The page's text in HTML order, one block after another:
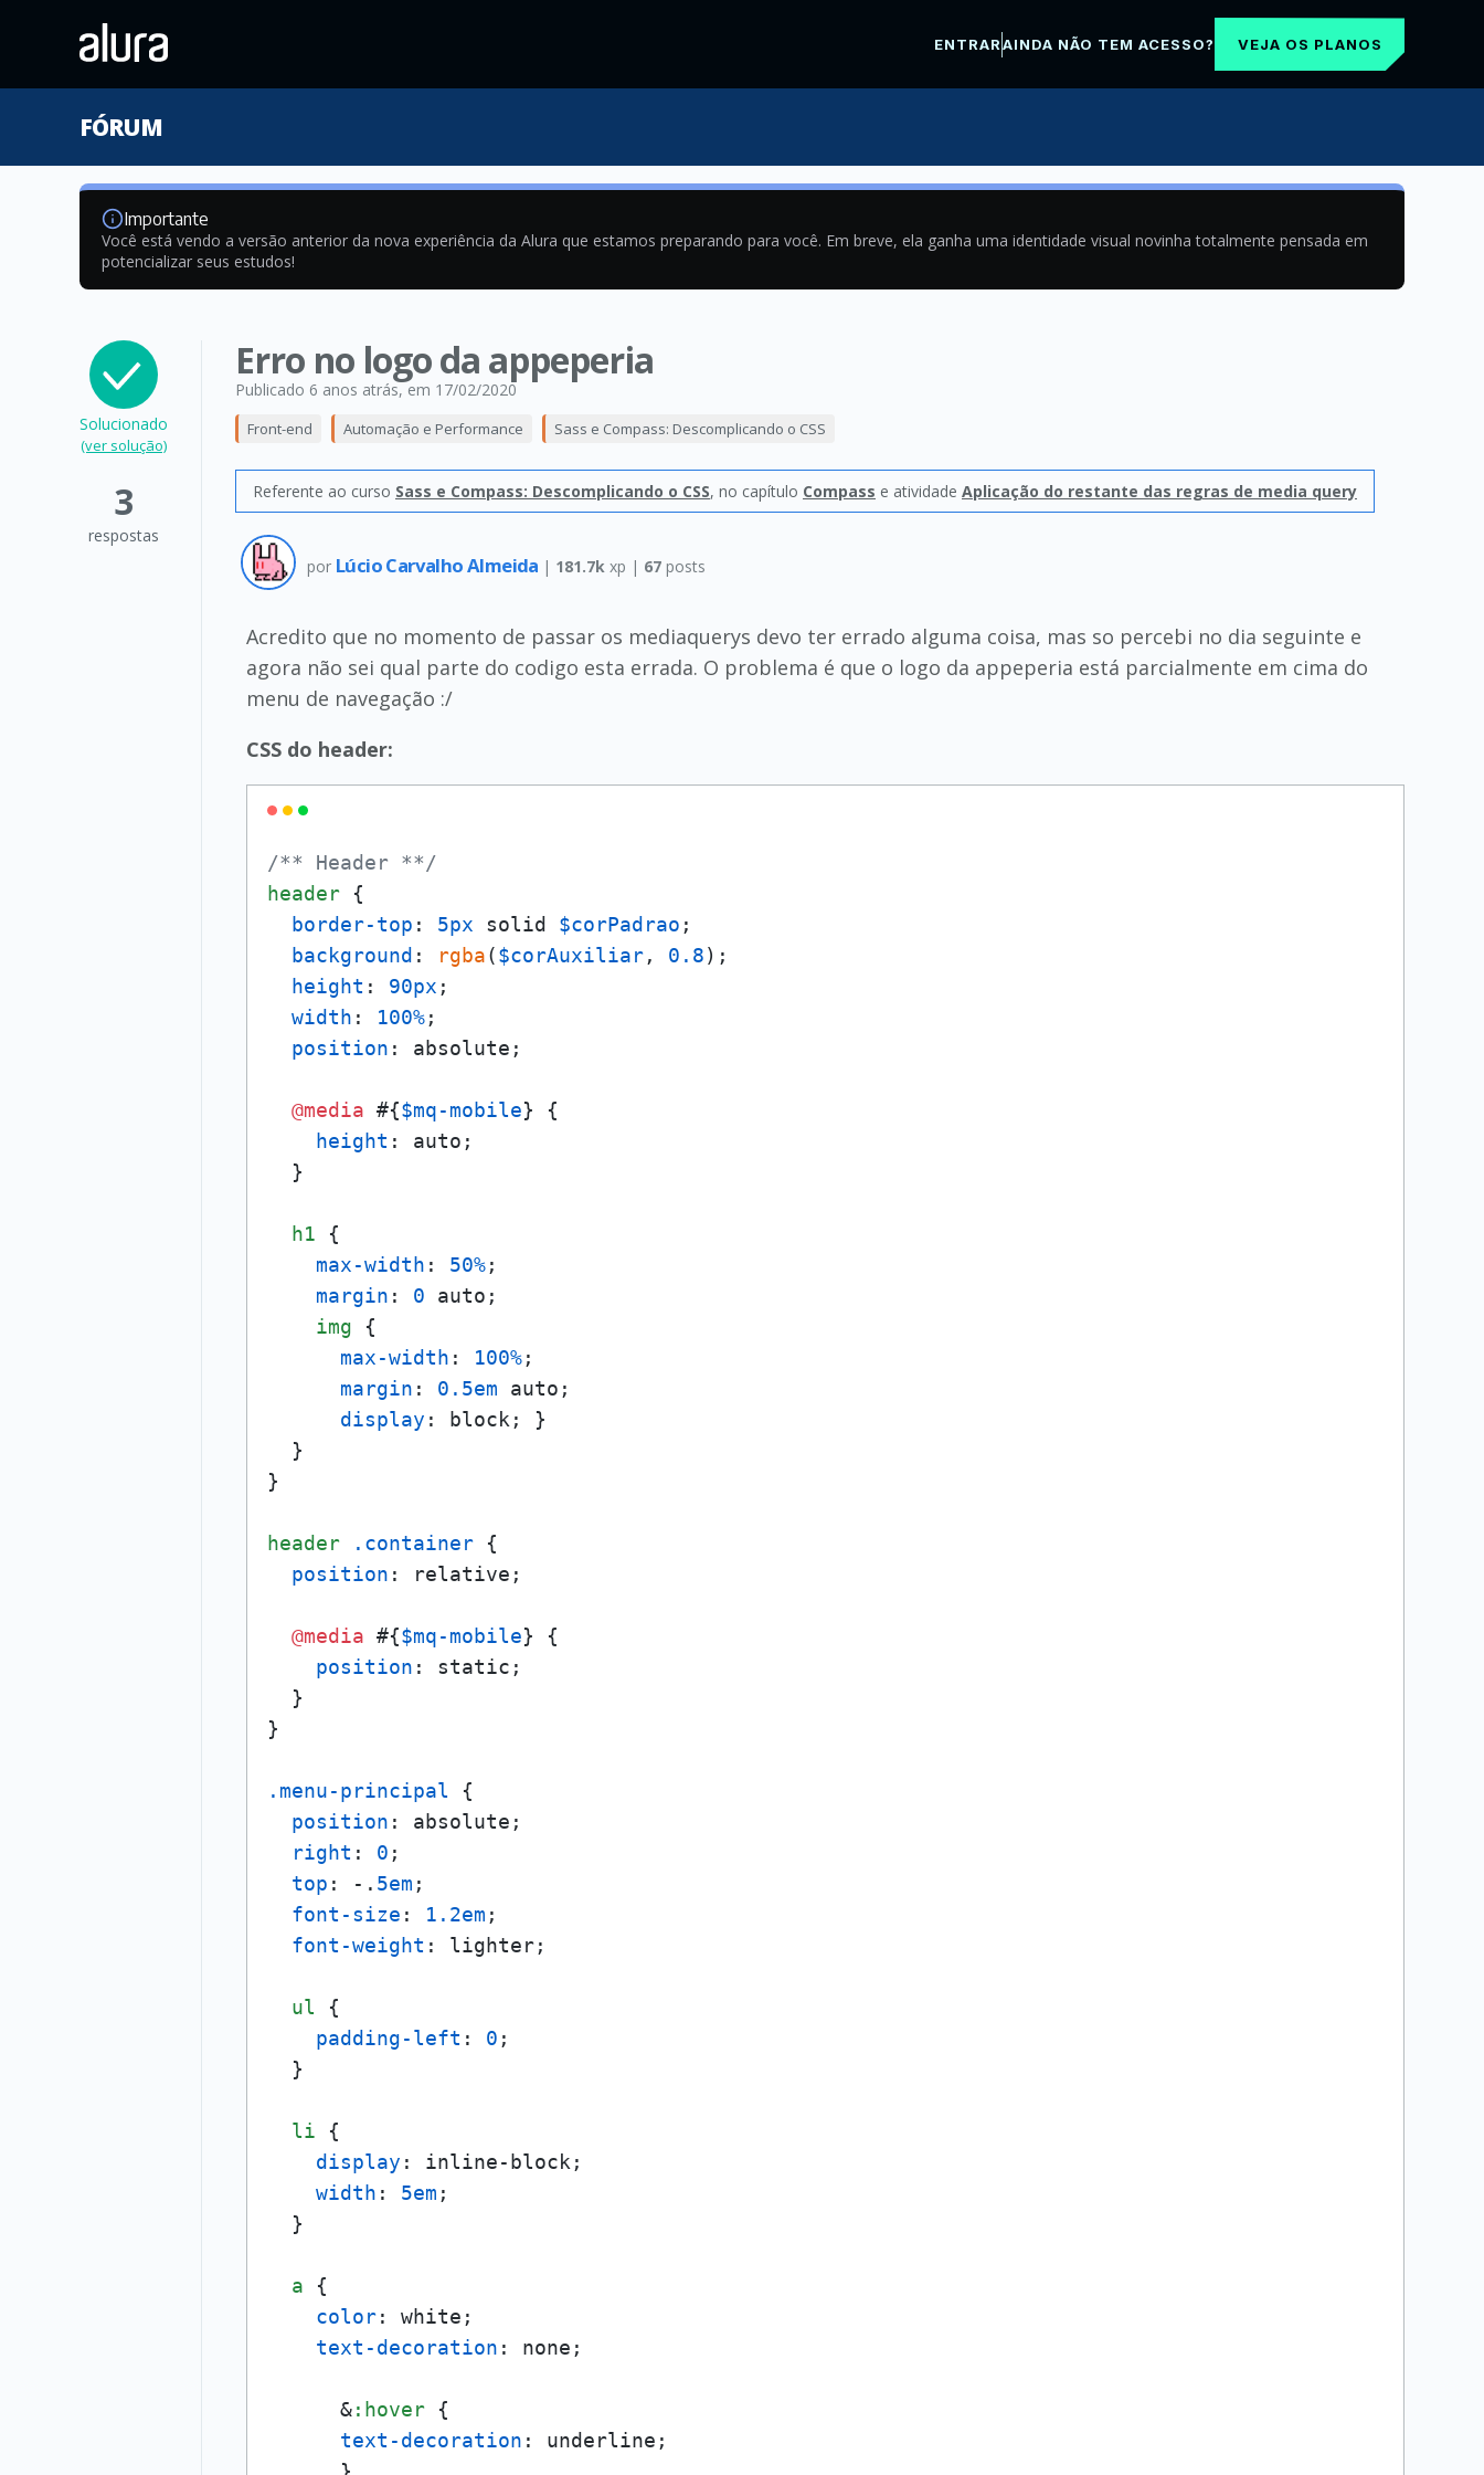
ENTRARAINDA NÃO TEM ACESSO? VEJA OS PLANOS
FÓRUM
Importante
Você está vendo a versão anterior da nova experiência da Alura que estamos preparando para você. Em breve, ela ganha uma identidade visual novinha totalmente pensada em
potencializar seus estudos!
Solucionado
(ver solução)
3
respostas
Erro no logo da appeperia
Publicado 6 anos atrás, em 17/02/2020
Front-end Automação e Performance Sass e Compass: Descomplicando o CSS
Referente ao curso Sass e Compass: Descomplicando o CSS, no capítulo Compass e atividade Aplicação do restante das regras de media query
por Lúcio Carvalho Almeida | 181.7k xp | 67 posts
Acredito que no momento de passar os mediaquerys devo ter errado alguma coisa, mas so percebi no dia seguinte e
agora não sei qual parte do codigo esta errada. O problema é que o logo da appeperia está parcialmente em cima do
menu de navegação :/
CSS do header:
/** Header **/
header {
border-top : 5px solid $corPadrao ;
background : rgba($corAuxiliar, 0.8);
height : 90px ;
width : 100%;
position : absolute;
@media #{$mq-mobile} {
height : auto;
  }
h1 {
max-width : 50%;
margin : 0 auto;
img {
max-width : 100%;
margin : 0.5em auto;
display : block; }
  }
}
header .container {
position : relative;
@media #{$mq-mobile} {
position : static;
  }
}
.menu-principal {
position : absolute;
right : 0 ;
top : -. 5em ;
font-size : 1.2em ;
font-weight : lighter;
ul {
padding-left : 0 ;
  }
li {
display : inline-block;
width : 5em ;
  }
a {
color: white;
text-decoration : none;
      &
:hover {
text-decoration : underline;